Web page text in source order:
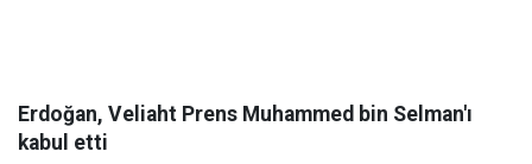
Erdoğan, Veliaht Prens Muhammed bin Selman'ı
kabul etti